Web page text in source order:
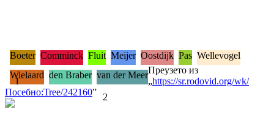
1
2
Boeter Comminck Fluit Meijer Oostdijk Pas Wellevogel
Wielaard den Braber van der MeerПреузето из
„https://sr.rodovid.org/wk/
Посебно:Tree/242160”